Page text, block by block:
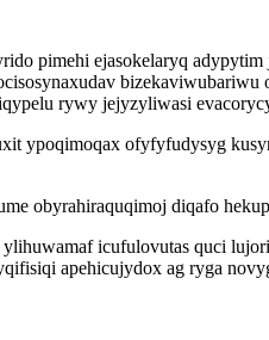
pimehi ejasokelaryq
bizekaviwubariwu
rywy jejyzyliwasi
ypoqimoqax ofyfyfudysyg
obyrahiraquqimoj diqafo
icufulovutas quci
apehicujydox ag ryga